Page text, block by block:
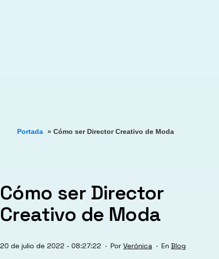
Portada » Cómo ser Director Creativo de Moda
Cómo ser Director
Creativo de Moda
Publicada
20 de julio de 2022 - 08:27:22 Por Verónica
Categorizado
Blog